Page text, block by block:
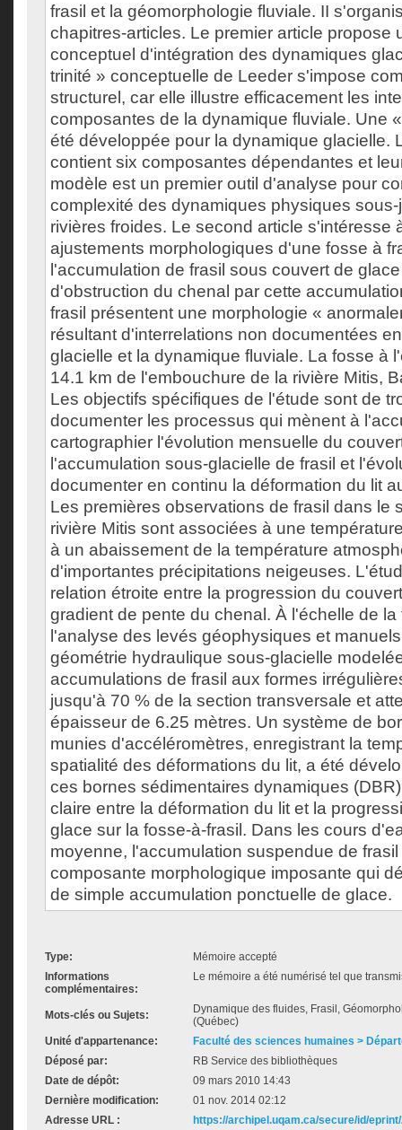
frasil et la géomorphologie fluviale. II
chapitres-articles. Le premier article propose
conceptuel d'intégration des dynamiques
trinité » conceptuelle de Leeder s'impose
structurel, car elle illustre efficacement les
composantes de la dynamique fluviale. Une
été développée pour la dynamique glacielle.
contient six composantes dépendantes et
modèle est un premier outil d'analyse pour
complexité des dynamiques physiques
rivières froides. Le second article s'intéresse
ajustements morphologiques d'une fosse à
l'accumulation de frasil sous couvert de
d'obstruction du chenal par cette
frasil présentent une morphologie «
résultant d'interrelations non documentées
glacielle et la dynamique fluviale. La fosse à
14.1 km de l'embouchure de la rivière Mitis,
Les objectifs spécifiques de l'étude sont de
documenter les processus qui mènent à
cartographier l'évolution mensuelle du
l'accumulation sous-glacielle de frasil et
documenter en continu la déformation du lit
Les premières observations de frasil dans le
rivière Mitis sont associées à une
à un abaissement de la température
d'importantes précipitations neigeuses.
relation étroite entre la progression du
gradient de pente du chenal. À l'échelle de la
l'analyse des levés géophysiques et
géométrie hydraulique sous-glacielle
accumulations de frasil aux formes
jusqu'à 70 % de la section transversale et
épaisseur de 6.25 mètres. Un système de
munies d'accéléromètres, enregistrant la
spatialité des déformations du lit, a été
ces bornes sédimentaires dynamiques
claire entre la déformation du lit et la
glace sur la fosse-à-frasil. Dans les cours
moyenne, l'accumulation suspendue de
composante morphologique imposante qui
de simple accumulation ponctuelle de glace.
Type:
Mémoire accepté
Informations
complémentaires:
Le mémoire a été numérisé tel que
Mots-clés ou Sujets:
Dynamique des fluides, Frasil,
(Québec)
Unité d'appartenance:
Faculté des sciences humaines >
Déposé par:
RB Service des bibliothèques
Date de dépôt:
09 mars 2010 14:43
Dernière modification:
01 nov. 2014 02:12
Adresse URL :
https://archipel.uqam.ca/secure/id/